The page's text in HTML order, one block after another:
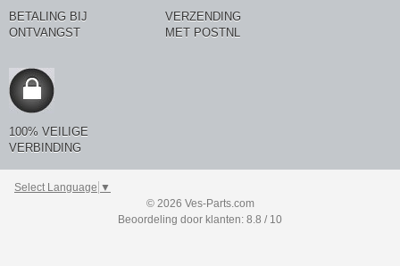
BETALING BIJ
ONTVANGST
VERZENDING
MET POSTNL
100% VEILIGE
VERBINDING
Select Language ▼
© 2026 Ves-Parts.com
Beoordeling door klanten: 8.8 / 10